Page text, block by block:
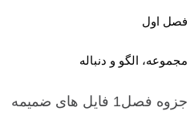
فصل اول
مجموعه، الگو و دنباله
جزوه فصل1 فایل های ضمیمه